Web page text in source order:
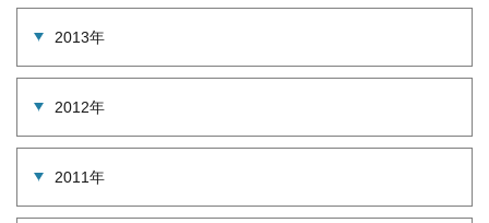
2013年
2012年
2011年